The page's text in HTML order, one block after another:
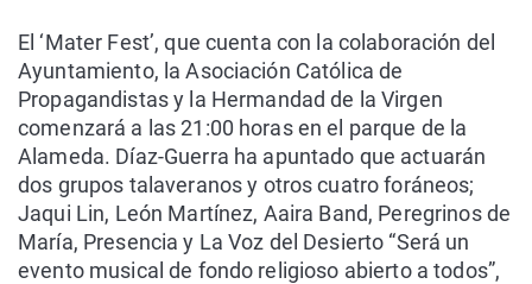
El ‘Mater Fest’, que cuenta con la colaboración del
Ayuntamiento, la Asociación Católica de
Propagandistas y la Hermandad de la Virgen
comenzará a las 21:00 horas en el parque de la
Alameda. Díaz-Guerra ha apuntado que actuarán
dos grupos talaveranos y otros cuatro foráneos;
Jaqui Lin, León Martínez, Aaira Band, Peregrinos de
María, Presencia y La Voz del Desierto “Será un
evento musical de fondo religioso abierto a todos”,